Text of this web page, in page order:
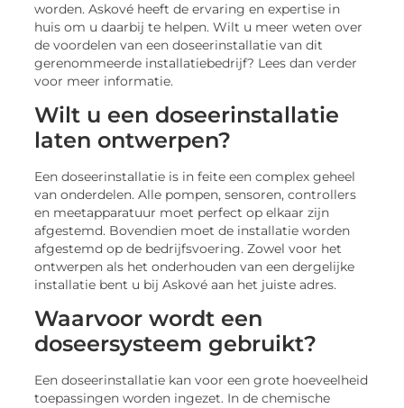
worden. Askové heeft de ervaring en expertise in
huis om u daarbij te helpen. Wilt u meer weten over
de voordelen van een doseerinstallatie van dit
gerenommeerde installatiebedrijf? Lees dan verder
voor meer informatie.
Wilt u een doseerinstallatie
laten ontwerpen?
Een doseerinstallatie is in feite een complex geheel
van onderdelen. Alle pompen, sensoren, controllers
en meetapparatuur moet perfect op elkaar zijn
afgestemd. Bovendien moet de installatie worden
afgestemd op de bedrijfsvoering. Zowel voor het
ontwerpen als het onderhouden van een dergelijke
installatie bent u bij Askové aan het juiste adres.
Waarvoor wordt een
doseersysteem gebruikt?
Een doseerinstallatie kan voor een grote hoeveelheid
toepassingen worden ingezet. In de chemische